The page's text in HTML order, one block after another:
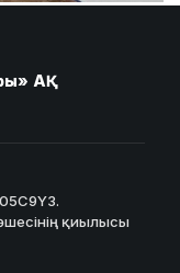
АҚ
қиылысы